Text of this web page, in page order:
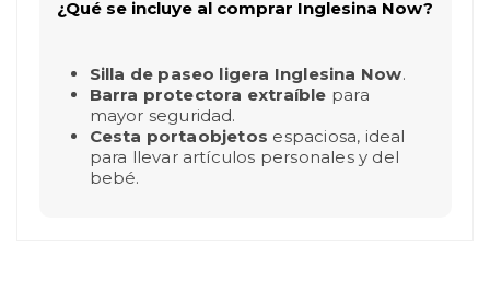
¿Qué se incluye al comprar Inglesina Now?
Silla de paseo ligera Inglesina Now.
Barra protectora extraíble para
mayor seguridad.
Cesta portaobjetos espaciosa, ideal
para llevar artículos personales y del
bebé.